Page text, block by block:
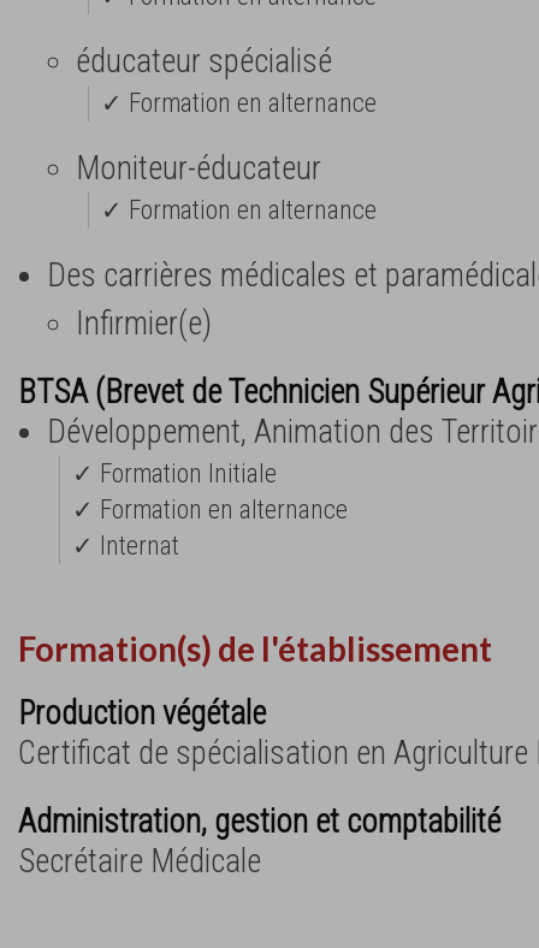
éducateur spécialisé
✓ Formation en alternance
Moniteur-éducateur
✓ Formation en alternance
Des carrières médicales et
Infirmier(e)
BTSA (Brevet de Technicien Supérieur
Développement, Animation des
✓ Formation Initiale
✓ Formation en alternance
✓ Internat
Formation(s) de l'établissement
Production végétale
Certificat de spécialisation en Agriculture
Administration, gestion et comptabilité
Secrétaire Médicale